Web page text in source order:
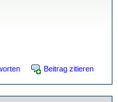
Beitrag zitieren